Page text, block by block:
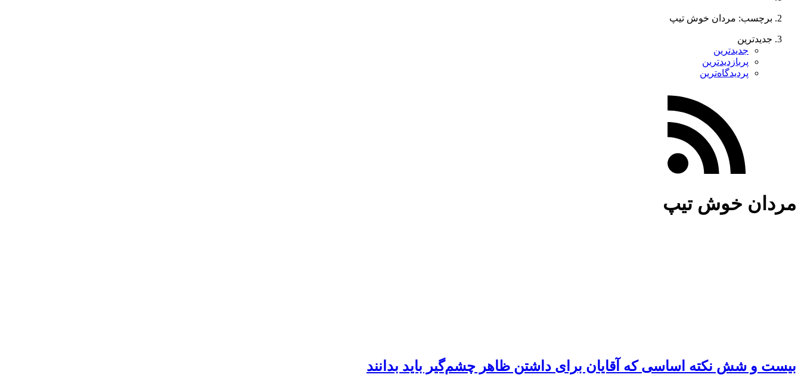
برچسب: مردان خوش تیپ
جدیدترین
جدیدترین
پربازدیدترین
پردیدگاه‌ترین
مردان خوش تیپ
بیست و شش نکته اساسی که آقایان برای داشتن ظاهر چشم‌گیر باید بدانند